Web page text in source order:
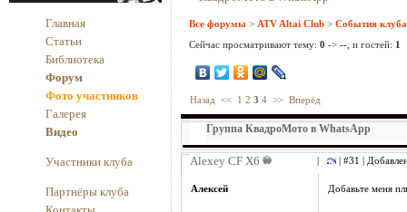
Главная
Статьи
Библиотека
Форум
Фото участников
Галерея
Видео
Участники клуба
Партнёры клуба
Все форумы > ATV Altai Club > События клуба
Сейчас просматривают тему: 0 -> -- , и гостей: 1
Назад << 1 2 3 4 >> Вперёд
Группа КвадроМото в WhatsApp
Alexey CF X6 | #31 |
Алексей Добавьте меня